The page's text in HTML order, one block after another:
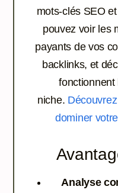
mots-clés SEO
pouvez voir les
payants de vos
backlinks, et
niche.
dominer
Analyse